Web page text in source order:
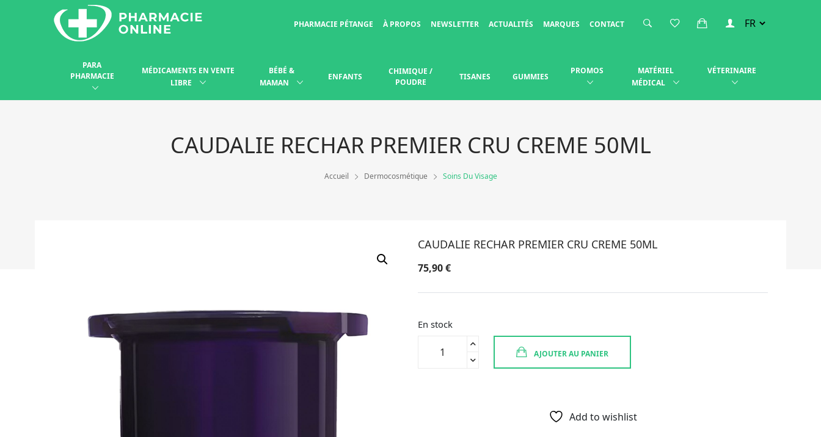
PHARMACIE PÉTANGE À PROPOS NEWSLETTER ACTUALITÉS MARQUES CONTACT
PARA
PHARMACIE
MÉDICAMENTS EN VENTE
LIBRE
BÉBÉ &
MAMAN
ENFANTS
CHIMIQUE /
POUDRE
TISANES GUMMIES
PROMOS
MATÉRIEL
MÉDICAL
VÉTERINAIRE
CAUDALIE RECHAR PREMIER CRU CREME 50ML
Accueil Dermocosmétique Soins Du Visage
CAUDALIE RECHAR PREMIER CRU CREME 50ML
75,90€
En stock
AJOUTER AU PANIER
Add to wishlist